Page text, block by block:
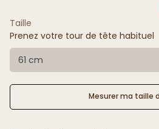
Taille
Prenez votre tour de tête habituel
61 cm
Mesurer ma taille